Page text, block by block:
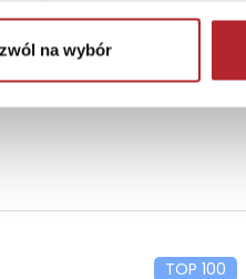
na wybór
TOP 100